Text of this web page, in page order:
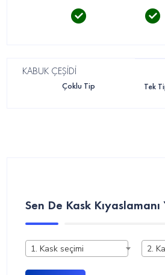
KABUK ÇEŞİDİ
Çoklu Tip Tek
Sen De Kask Kıyaslamanı
1. Kask seçimi 2.